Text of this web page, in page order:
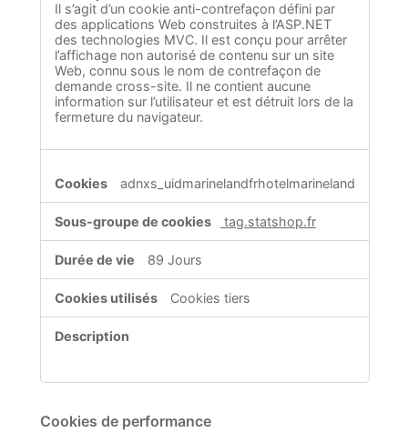
Il s’agit d’un cookie anti-contrefaçon défini par
des applications Web construites à l’ASP.NET
des technologies MVC. Il est conçu pour arrêter
l’affichage non autorisé de contenu sur un site
Web, connu sous le nom de contrefaçon de
demande cross-site. Il ne contient aucune
information sur l’utilisateur et est détruit lors de la
fermeture du navigateur.
adnxs_uidmarinelandfrhotelmarineland
tag.statshop.fr
89 Jours
Cookies tiers
Cookies de performance